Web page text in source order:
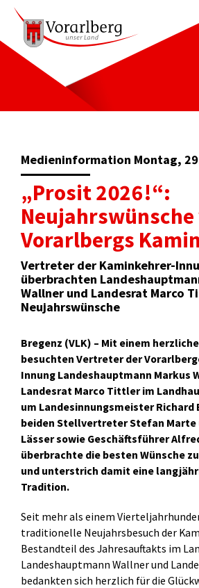
Medieninformation Montag,
„Prosit 2026!“:
Neujahrswünsche
Vorarlbergs
Vertreter der Kaminkehrer-
überbrachten
Wallner und Landesrat Marco
Neujahrswünsche
Bregenz (VLK) – Mit einem
besuchten Vertreter der
Innung Landeshauptmann Markus
Landesrat Marco Tittler im
um Landesinnungsmeister Richard
beiden Stellvertreter Stefan Marte
Lässer sowie Geschäftsführer
überbrachte die besten Wünsche
und unterstrich damit eine
Tradition.
Seit mehr als einem
traditionelle Neujahrsbesuch der
Bestandteil des Jahresauftakts im
Landeshauptmann Wallner und
bedankten sich herzlich für die